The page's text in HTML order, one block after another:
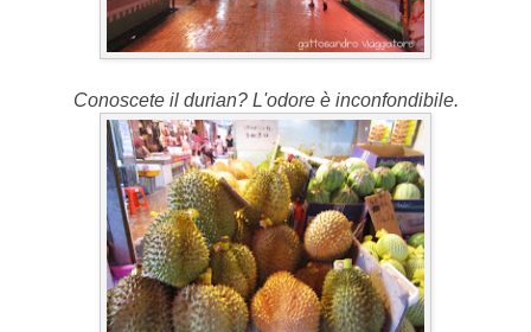
Conoscete il durian? L'odore è inconfondibile.